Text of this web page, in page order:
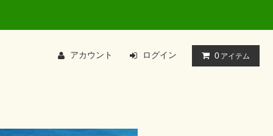
アカウント ログイン 0 アイテム